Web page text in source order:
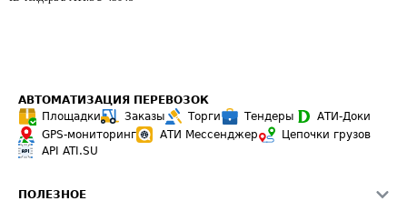
АВТОМАТИЗАЦИЯ ПЕРЕВОЗОК
Площадки
Заказы Торги Тендеры
АТИ-Доки
GPS-мониторинг
АТИ Мессенджер
Цепочки грузов
API ATI.SU
ПОЛЕЗНОЕ